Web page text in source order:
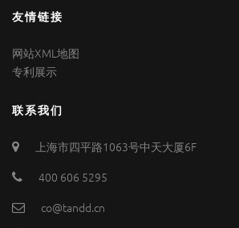
友情链接
网站XML地图
专利展示
联系我们
上海市四平路1063号中天大厦6F
400 606 5295
co@tandd.cn